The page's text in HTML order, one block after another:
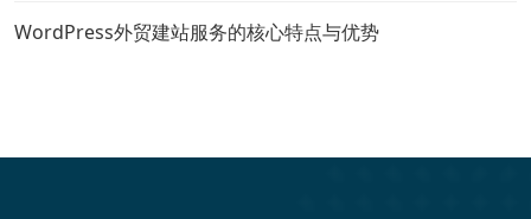
WordPress外贸建站服务的核心特点与优势